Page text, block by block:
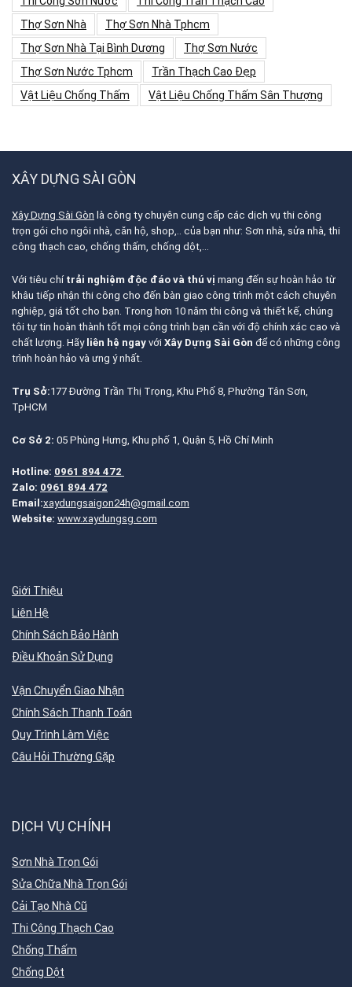
Thợ Sơn Nhà
Thợ Sơn Nhà Tphcm
Thợ Sơn Nhà Tại Bình Dương
Thợ Sơn Nước
Thợ Sơn Nước Tphcm
Trần Thạch Cao Đẹp
Vật Liệu Chống Thấm
Vật Liệu Chống Thấm Sân Thượng
XÂY DỰNG SÀI GÒN
Xây Dựng Sài Gòn là công ty chuyên cung cấp các dịch vụ thi công
trọn gói cho ngôi nhà, căn hộ, shop,.. của bạn như: Sơn nhà, sửa nhà, thi
công thạch cao, chống thấm, chống dột,…
Với tiêu chí trải nghiệm độc đáo và thú vị mang đến sự hoàn hảo từ
khâu tiếp nhận thi công cho đến bàn giao công trình một cách chuyên
nghiệp, giá tốt cho bạn. Trong hơn 10 năm thi công và thiết kế, chúng
tôi tự tin hoàn thành tốt mọi công trình bạn cần với độ chính xác cao và
chất lượng. Hãy liên hệ ngay với Xây Dựng Sài Gòn để có những công
trình hoàn hảo và ưng ý nhất.
Trụ Sở:177 Đường Trần Thị Trọng, Khu Phố 8, Phường Tân Sơn,
TpHCM
Cơ Sở 2: 05 Phùng Hưng, Khu phố 1, Quận 5, Hồ Chí Minh
Hotline: 0961 894 472
Zalo: 0961 894 472
Email:xaydungsaigon24h@gmail.com
Website: www.xaydungsg.com
Giới Thiệu
Liên Hệ
Chính Sách Bảo Hành
Điều Khoản Sử Dụng
Vận Chuyển Giao Nhận
Chính Sách Thanh Toán
Quy Trình Làm Việc
Câu Hỏi Thường Gặp
DỊCH VỤ CHÍNH
Sơn Nhà Trọn Gói
Sửa Chữa Nhà Trọn Gói
Cải Tạo Nhà Cũ
Thi Công Thạch Cao
Chống Thấm
Chống Dột